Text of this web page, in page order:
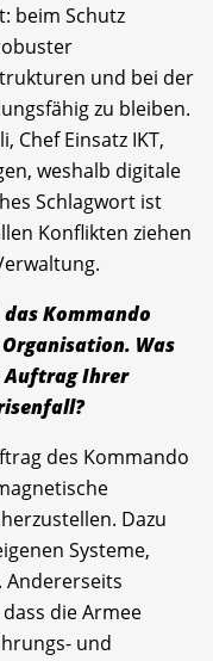
beim Schutz
und bei der
zu bleiben.
Chef Einsatz IKT,
weshalb digitale
Schlagwort ist
Konflikten ziehen
Kommando
Was
Auftrag Ihrer
des Kommando
Dazu
Systeme,
Andererseits
die Armee
und